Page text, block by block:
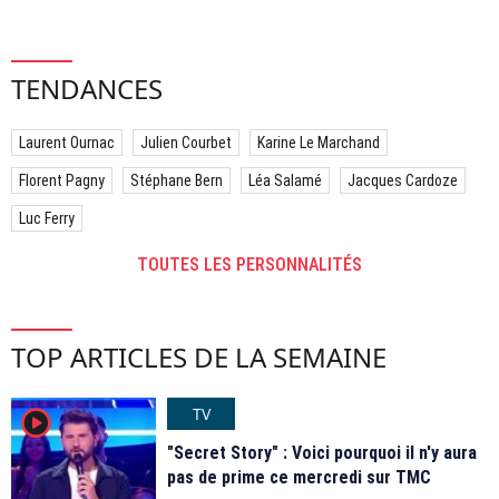
TENDANCES
Laurent Ournac Julien Courbet Karine Le Marchand
Florent Pagny Stéphane Bern Léa Salamé Jacques Cardoze
Luc Ferry
TOUTES LES PERSONNALITÉS
TOP ARTICLES DE LA SEMAINE
player2
TV
"Secret Story" : Voici pourquoi il n'y aura
pas de prime ce mercredi sur TMC